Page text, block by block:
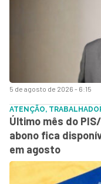
5 de agosto de 2026 - 6:15
ATENÇÃO,
Último mês do
abono fica
em agosto